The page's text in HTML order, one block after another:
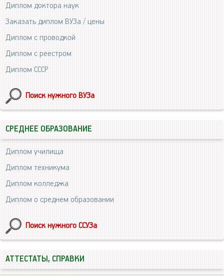
Диплом доктора наук
Заказать диплом ВУЗа / цены
Диплом с проводкой
Диплом с реестром
Диплом СССР
Поиск нужного ВУЗа
СРЕДНЕЕ ОБРАЗОВАНИЕ
Диплом училища
Диплом техникума
Диплом колледжа
Диплом о среднем образовании
Поиск нужного ССУЗа
АТТЕСТАТЫ, СПРАВКИ